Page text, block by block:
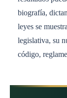
biografía,
leyes se
legislativa, su
código,